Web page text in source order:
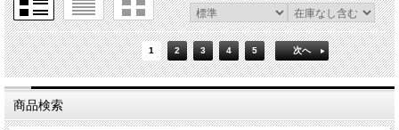
1 2 3 4 5 次へ
商品検索